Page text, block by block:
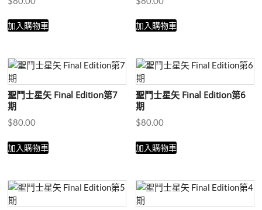
加入購物車 加入購物車
聖鬥士星矢 Final Edition第7
期
$80.00
加入購物車
聖鬥士星矢 Final Edition第6
期
$80.00
加入購物車